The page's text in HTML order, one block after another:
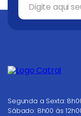
Segunda a Sexta:
Sábado: 8h00 às